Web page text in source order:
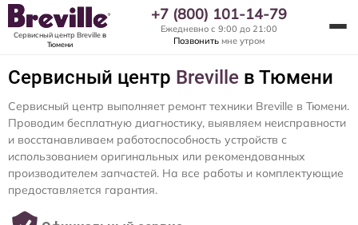
Сервисный центр Brevilleв
Тюмени
+7 (800) 101-14-79
Ежедневно с 9:00 до 21:00
Позвонить мне утром
Сервисный центр Breville в Тюмени
Сервисный центр выполняет ремонт техники Breville в Тюмени.
Проводим бесплатную диагностику, выявляем неисправности
и восстанавливаем работоспособность устройств с
использованием оригинальных или рекомендованных
производителем запчастей. На все работы и комплектующие
предоставляется гарантия.